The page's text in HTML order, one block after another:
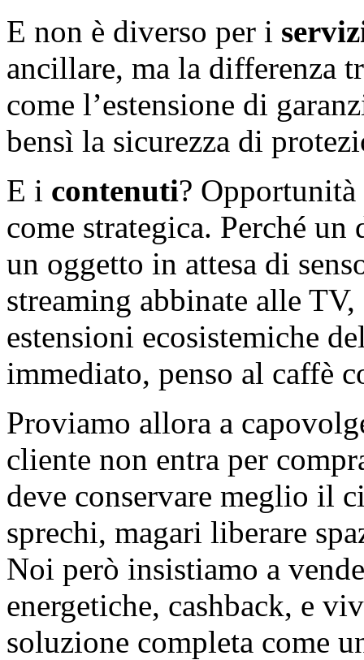
E non è diverso per i
ancillare, ma la differenza
come l’estensione di
bensì la sicurezza di
E i contenuti? Opportunità
come strategica. Perché un
un oggetto in attesa di
streaming abbinate alle
estensioni ecosistemiche
immediato, penso al caffè
Proviamo allora a
cliente non entra per
deve conservare meglio il
sprechi, magari liberare
Noi però insistiamo a
energetiche, cashback, e
soluzione completa come